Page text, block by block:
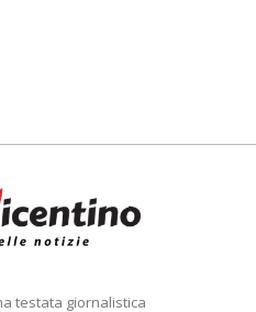
testata giornalistica